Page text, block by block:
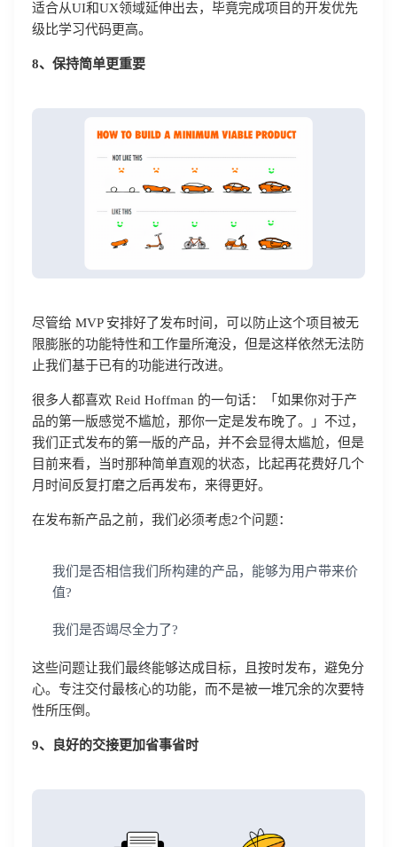
适合从UI和UX领域延伸出去，毕竟完成项目的开发优先
级比学习代码更高。
8、保持简单更重要
尽管给 MVP 安排好了发布时间，可以防止这个项目被无
限膨胀的功能特性和工作量所淹没，但是这样依然无法防
止我们基于已有的功能进行改进。
很多人都喜欢 Reid Hoffman 的一句话：「如果你对于产
品的第一版感觉不尴尬，那你一定是发布晚了。」不过，
我们正式发布的第一版的产品，并不会显得太尴尬，但是
目前来看，当时那种简单直观的状态，比起再花费好几个
月时间反复打磨之后再发布，来得更好。
在发布新产品之前，我们必须考虑2个问题：
我们是否相信我们所构建的产品，能够为用户带来价
值?
我们是否竭尽全力了?
这些问题让我们最终能够达成目标，且按时发布，避免分
心。专注交付最核心的功能，而不是被一堆冗余的次要特
性所压倒。
9、良好的交接更加省事省时